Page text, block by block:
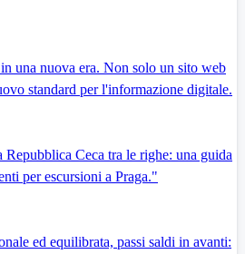
una nuova era. Non solo un sito web
standard per l'informazione digitale.
Ceca tra le righe: una guida
per escursioni a Praga."
ed equilibrata, passi saldi in avanti: